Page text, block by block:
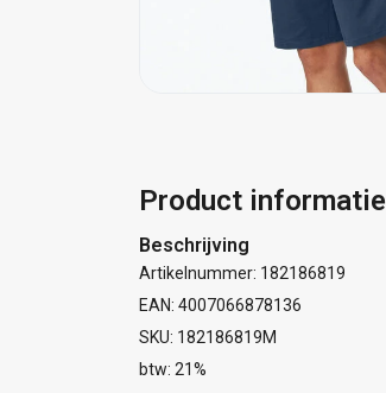
Product informatie
Beschrijving
Artikelnummer: 182186819
EAN: 4007066878136
SKU: 182186819M
btw: 21%